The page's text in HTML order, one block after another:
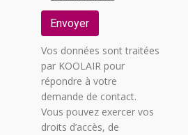
Vos données sont traitées
par KOOLAIR pour
répondre à votre
demande de contact.
Vous pouvez exercer vos
droits d’accès, de